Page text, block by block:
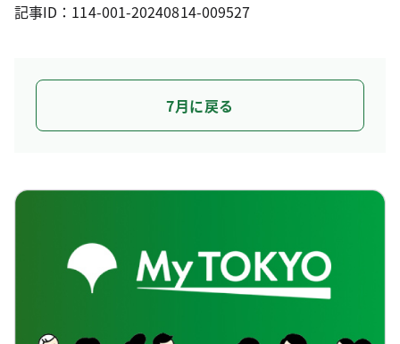
記事ID：114-001-20240814-009527
7月に戻る